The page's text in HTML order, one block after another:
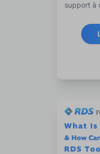
support à
obtenir
pour